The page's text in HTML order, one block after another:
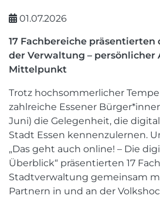
01.07.2026
17 Fachbereiche
der Verwaltung – persönlicher
Mittelpunkt
Trotz hochsommerlicher
zahlreiche Essener
Juni) die Gelegenheit, die
Stadt Essen kennenzulernen.
„Das geht auch online! – Die
Überblick“ präsentierten 17
Stadtverwaltung gemeinsam
Partnern in und an der